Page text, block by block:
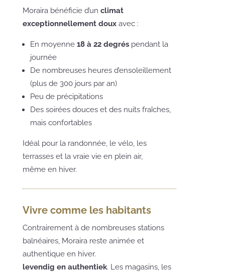
Moraira bénéficie d’un climat
exceptionnellement douxavec :
En moyenne 18 à 22 degréspendant la
journée
De nombreuses heures d’ensoleillement
(plus de 300 jours par an)
Peu de précipitations
Des soirées douces et des nuits fraîches,
mais confortables
Idéal pour la randonnée, le vélo, les
terrasses et la vraie vie en plein air,
même en hiver.
Vivre comme les habitants
Contrairement à de nombreuses stations
balnéaires, Moraira reste animée et
authentique en hiver.
levendig en authentiek. Les magasins, les